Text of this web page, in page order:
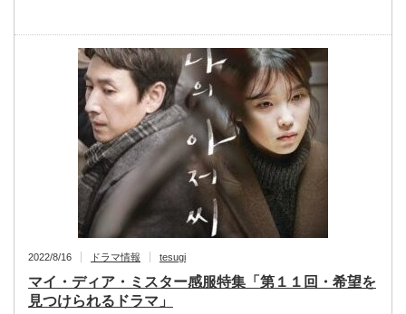
2022/8/16 ドラマ情報 tesugi
マイ・ディア・ミスター感服特集「第１１回・希望を
見つけられるドラマ」